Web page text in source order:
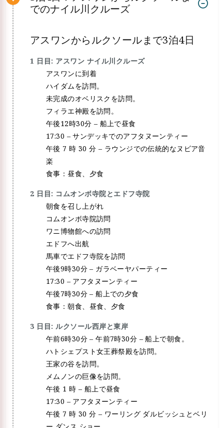
でのナイル川クルーズ
アスワンからルクソールまで3泊4日
1 日目: アスワン ナイル川クルーズ
アスワンに到着
ハイダムを訪問。
未完成のオベリスクを訪問。
フィラエ神殿を訪問。
午後12時30分 – 船上で昼食
17:30 – サンデッキでのアフタヌーンティー
午後 7 時 30 分 – ラウンジでの伝統的なヌビア音
楽
食事：昼食、夕食
2 日目: コムオンボ寺院とエドフ寺院
朝食を召し上がれ
コムオンボ寺院訪問
ワニ博物館への訪問
エドフへ出航
馬車でエドフ寺院を訪問
午後9時30分 – ガラベーヤパーティー
17:30 – アフタヌーンティー
午後7時30分 – 船上での夕食
食事：朝食、昼食、夕食
3 日目: ルクソール西岸と東岸
午前6時30分 – 午前7時30分 – 船上で朝食。
ハトシェプスト女王葬祭殿を訪問。
王家の谷を訪問。
メムノンの巨像を訪問。
午後 1 時 – 船上で昼食
17:30 – アフタヌーンティー
午後 7 時 30 分 – ワーリング ダルビッシュとベリ